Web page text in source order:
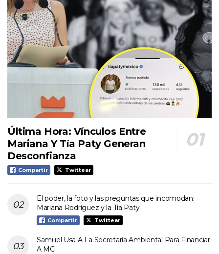
Última Hora: Vínculos Entre
Mariana Y Tía Paty Generan
Desconfianza
Compartir Twittear
El poder, la foto y las preguntas que incomodan:
Mariana Rodríguez y la Tía Paty
Compartir Twittear
Samuel Usa A La Secretaría Ambiental Para Financiar
A MC